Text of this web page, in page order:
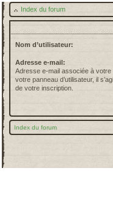
Index du forum
Nom d’utilisateur:
Adresse e-mail:
Adresse e-mail associée à votre
votre panneau d’utilisateur, il
de votre inscription.
Index du forum